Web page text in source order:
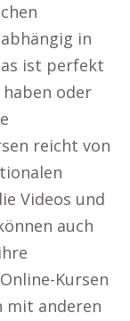
in
ist perfekt
oder
reicht von
Videos und
auch
Kursen
mit anderen